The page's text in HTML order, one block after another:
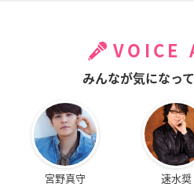
VOICE
みんなが気になっ
宮野真守 速水奨